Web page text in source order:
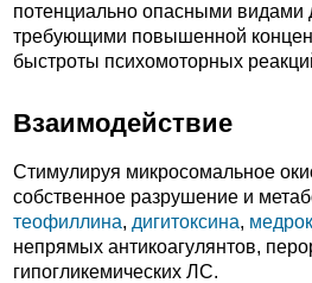
потенциально опасными видами
требующими повышенной
быстроты психомоторных
Взаимодействие
Стимулируя микросомальное
собственное разрушение и
теофиллина, дигитоксина,
непрямых антикоагулянтов,
гипогликемических ЛС.